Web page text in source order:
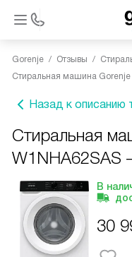
Gorenje Отзывы
Стиральная машина Gorenje
Назад к описанию
Стиральная
W1NHA62SAS
В
30